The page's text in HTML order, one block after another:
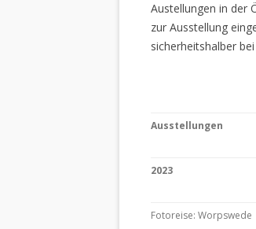
Austellungen in der
zur Ausstellung
sicherheitshalber bei
Ausstellungen
2023
Fotoreise: Worpswede